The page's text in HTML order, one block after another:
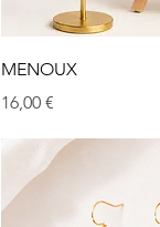
Aperçu
MENOUX
Prix
16,00 €